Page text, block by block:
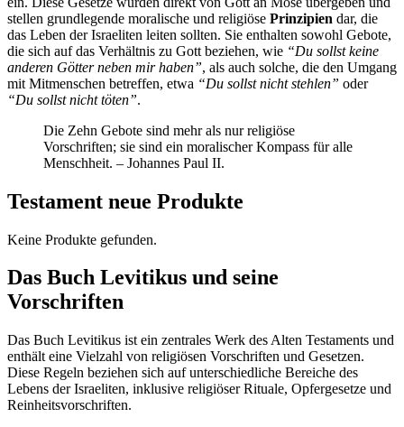
stellen grundlegende moralische und religiöse Prinzipien dar, die
das Leben der Israeliten leiten sollten. Sie enthalten sowohl Gebote,
die sich auf das Verhältnis zu Gott beziehen, wie “Du sollst keine
anderen Götter neben mir haben”, als auch solche, die den Umgang
mit Mitmenschen betreffen, etwa “Du sollst nicht stehlen” oder
“Du sollst nicht töten”.
Die Zehn Gebote sind mehr als nur religiöse
Vorschriften; sie sind ein moralischer Kompass für alle
Menschheit. – Johannes Paul II.
Testament neue Produkte
Keine Produkte gefunden.
Das Buch Levitikus und seine
Vorschriften
Das Buch Levitikus ist ein zentrales Werk des Alten Testaments und
enthält eine Vielzahl von religiösen Vorschriften und Gesetzen.
Diese Regeln beziehen sich auf unterschiedliche Bereiche des
Lebens der Israeliten, inklusive religiöser Rituale, Opfergesetze und
Reinheitsvorschriften.